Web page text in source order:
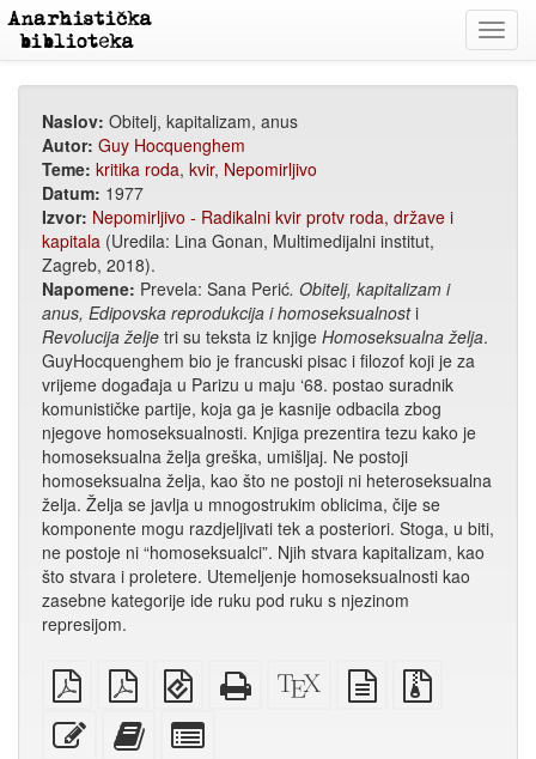
Naslov: Obitelj, kapitalizam, anus
Autor: Guy Hocquenghem
Teme: kritika roda, kvir, Nepomirljivo
Datum: 1977
Izvor: Nepomirljivo - Radikalni kvir protv roda, države i
kapitala (Uredila: Lina Gonan, Multimedijalni institut,
Zagreb, 2018).
Napomene: Prevela: Sana Perić. Obitelj, kapitalizam i
anus, Edipovska reprodukcija i homoseksualnosti
Revolucija želje tri su teksta iz knjige Homoseksualna želja.
GuyHocquenghem bio je francuski pisac i filozof koji je za
vrijeme događaja u Parizu u maju ‘68. postao suradnik
komunističke partije, koja ga je kasnije odbacila zbog
njegove homoseksualnosti. Knjiga prezentira tezu kako je
homoseksualna želja greška, umišljaj. Ne postoji
homoseksualna želja, kao što ne postoji ni heteroseksualna
želja. Želja se javlja u mnogostrukim oblicima, čije se
komponente mogu razdjeljivati tek a posteriori. Stoga, u biti,
ne postoje ni “homoseksualci”. Njih stvara kapitalizam, kao
što stvara i proletere. Utemeljenje homoseksualnosti kao
zasebne kategorije ide ruku pod ruku s njezinom
represijom.
običan
PDF
A4
PDF
štampanje
EPUB
(za
mobilne
uređaje)
Potpuni
HTML
XeLaTex
izvor
izvor
Uredi
ovaj
Dodaj
ovaj